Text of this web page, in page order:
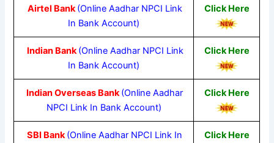
Airtel Bank (Online Aadhar NPCI Link
In Bank Account)
Click Here
Indian Bank (Online Aadhar NPCI Link
In Bank Account)
Click Here
Indian Overseas Bank (Online Aadhar
NPCI Link In Bank Account)
Click Here
SBI Bank (Online Aadhar NPCI Link In
Click Here